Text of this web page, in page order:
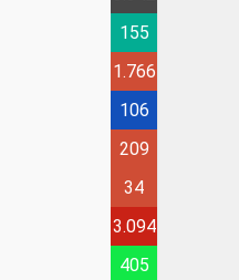
155
1.766
106
209
34
3.094
405